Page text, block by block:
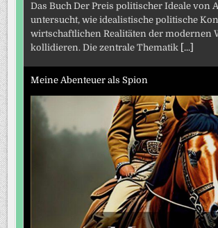
Das Buch Der Preis politischer Ideale von
untersucht, wie idealistische politische
wirtschaftlichen Realitäten der modernen
kollidieren. Die zentrale Thematik [...]
Meine Abenteuer als Spion